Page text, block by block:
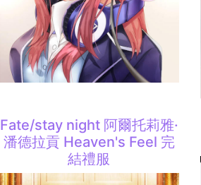
Fate/stay night 阿爾托莉雅·
潘德拉貢 Heaven's Feel 完
結禮服